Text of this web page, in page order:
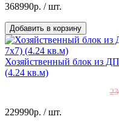
368990р. / шт.
Добавить в корзину
Хозяйственный блок из
(4.24 кв.м)
229990р. / шт.